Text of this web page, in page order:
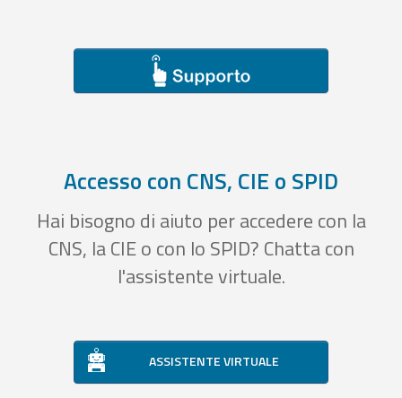
Accesso con CNS, CIE o SPID
Hai bisogno di aiuto per accedere con la
CNS, la CIE o con lo SPID? Chatta con
l'assistente virtuale.
ASSISTENTE VIRTUALE